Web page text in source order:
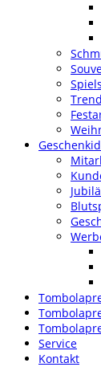
Service
Kontakt